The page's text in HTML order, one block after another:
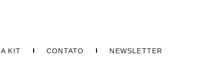
KIT CONTATO NEWSLETTER